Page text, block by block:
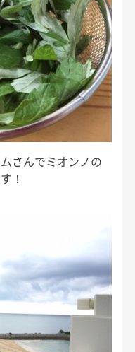
さんでミオンノの
！